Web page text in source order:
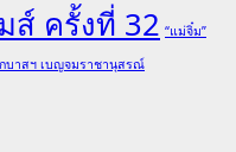
ส์ ครั้งที่ 32 “แม่จิ๋ม”
บาสฯ เบญจมราชานุสรณ์